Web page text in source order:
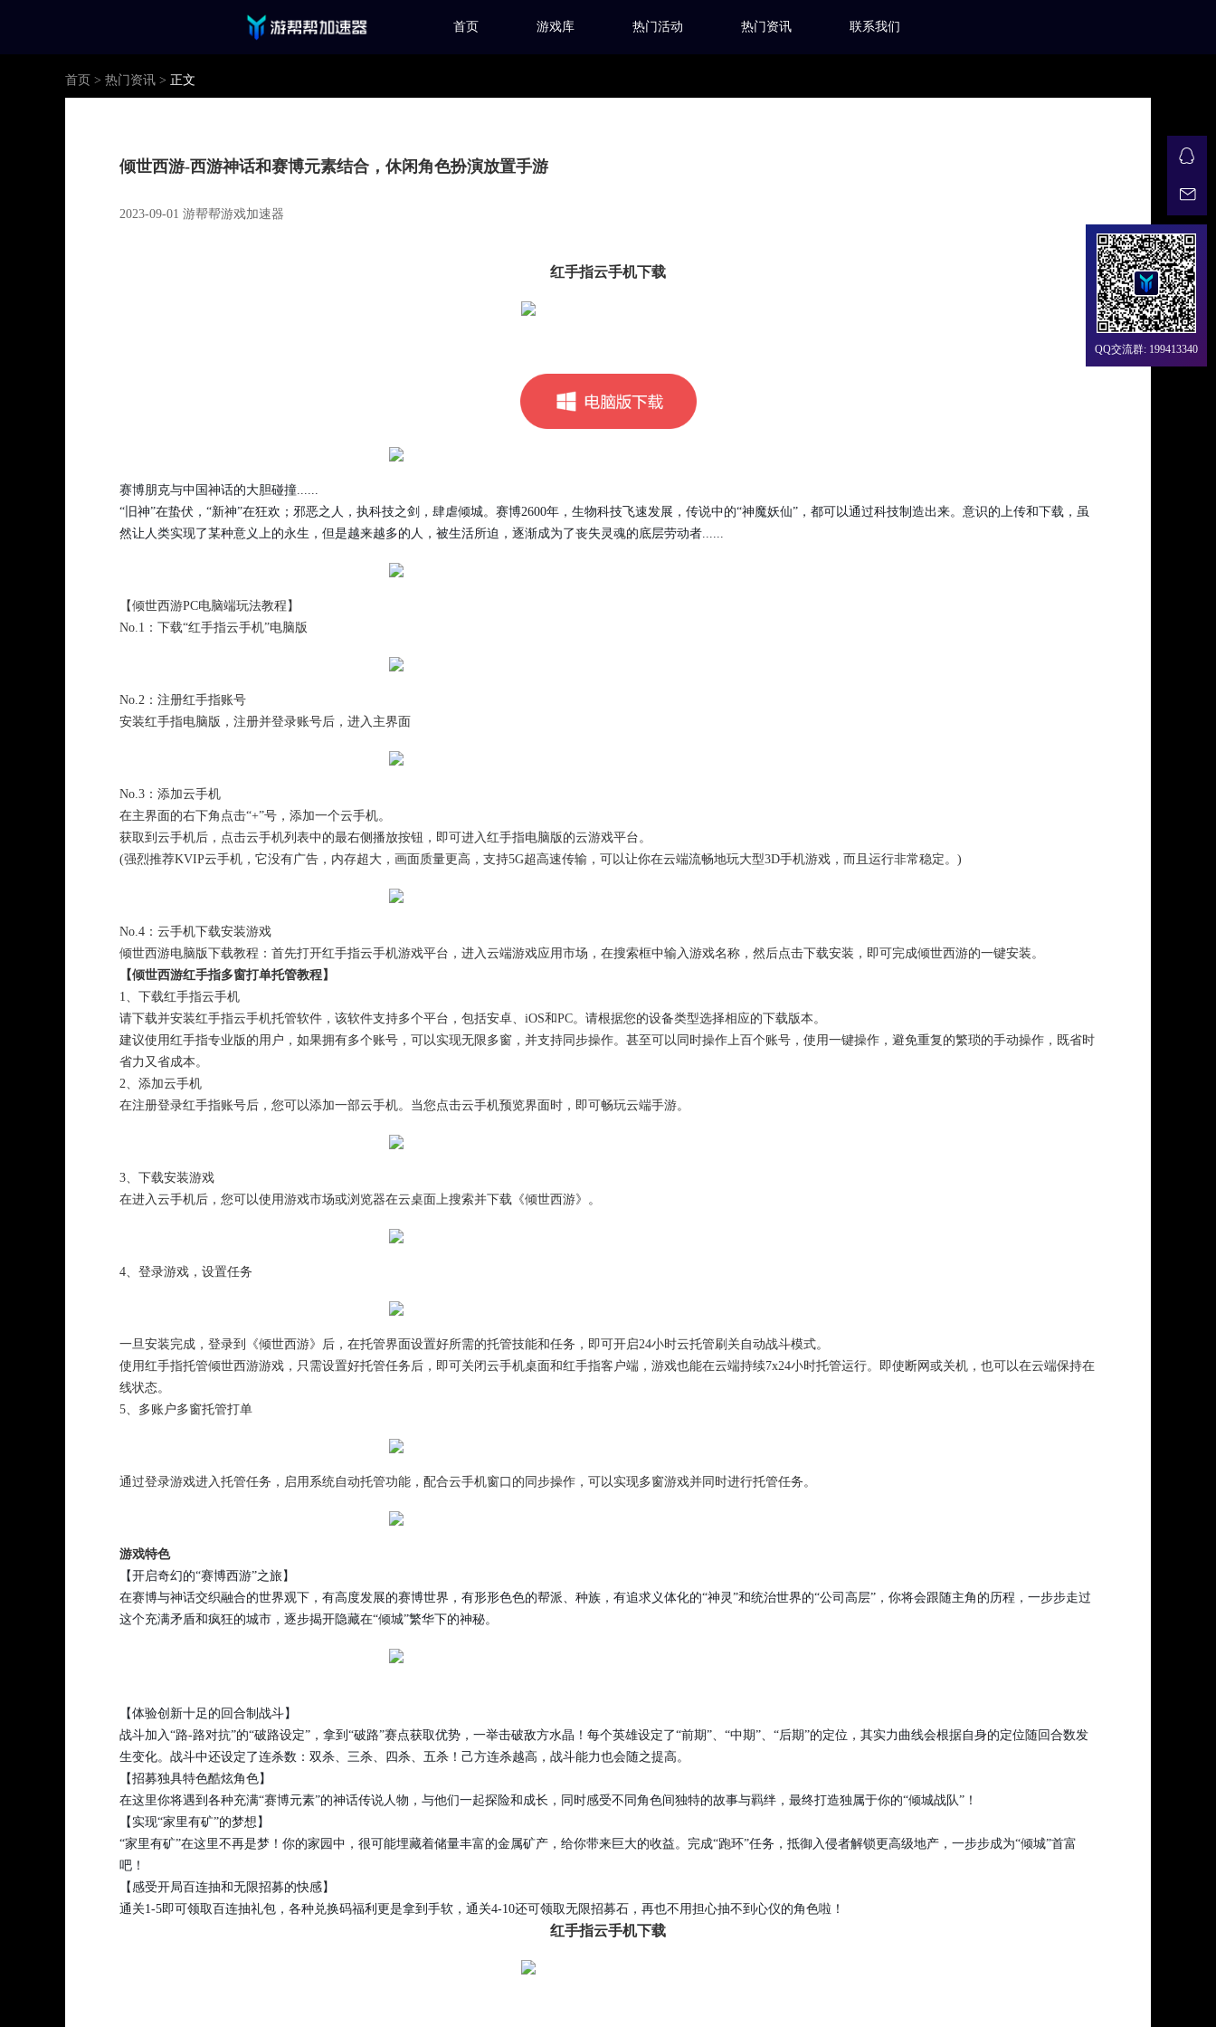
首页 游戏库 热门活动 热门资讯 联系我们
首页 > 热门资讯 > 正文
倾世西游-西游神话和赛博元素结合，休闲角色扮演放置手游
2023-09-01 游帮帮游戏加速器
红手指云手机下载
赛博朋克与中国神话的大胆碰撞......
“旧神”在蛰伏，“新神”在狂欢；邪恶之人，执科技之剑，肆虐倾城。赛博2600年，生物科技飞速发展，传说中的“神魔妖仙”，都可以通过科技制造出来。意识的上传和下载，虽
然让人类实现了某种意义上的永生，但是越来越多的人，被生活所迫，逐渐成为了丧失灵魂的底层劳动者......
【倾世西游PC电脑端玩法教程】
No.1：下载“红手指云手机”电脑版
No.2：注册红手指账号
安装红手指电脑版，注册并登录账号后，进入主界面
No.3：添加云手机
在主界面的右下角点击“+”号，添加一个云手机。
获取到云手机后，点击云手机列表中的最右侧播放按钮，即可进入红手指电脑版的云游戏平台。
(强烈推荐KVIP云手机，它没有广告，内存超大，画面质量更高，支持5G超高速传输，可以让你在云端流畅地玩大型3D手机游戏，而且运行非常稳定。)
No.4：云手机下载安装游戏
倾世西游电脑版下载教程：首先打开红手指云手机游戏平台，进入云端游戏应用市场，在搜索框中输入游戏名称，然后点击下载安装，即可完成倾世西游的一键安装。
【倾世西游红手指多窗打单托管教程】
1、下载红手指云手机
请下载并安装红手指云手机托管软件，该软件支持多个平台，包括安卓、iOS和PC。请根据您的设备类型选择相应的下载版本。
建议使用红手指专业版的用户，如果拥有多个账号，可以实现无限多窗，并支持同步操作。甚至可以同时操作上百个账号，使用一键操作，避免重复的繁琐的手动操作，既省时
省力又省成本。
2、添加云手机
在注册登录红手指账号后，您可以添加一部云手机。当您点击云手机预览界面时，即可畅玩云端手游。
3、下载安装游戏
在进入云手机后，您可以使用游戏市场或浏览器在云桌面上搜索并下载《倾世西游》。
4、登录游戏，设置任务
一旦安装完成，登录到《倾世西游》后，在托管界面设置好所需的托管技能和任务，即可开启24小时云托管刷关自动战斗模式。
使用红手指托管倾世西游游戏，只需设置好托管任务后，即可关闭云手机桌面和红手指客户端，游戏也能在云端持续7x24小时托管运行。即使断网或关机，也可以在云端保持在
线状态。
5、多账户多窗托管打单
通过登录游戏进入托管任务，启用系统自动托管功能，配合云手机窗口的同步操作，可以实现多窗游戏并同时进行托管任务。
游戏特色
【开启奇幻的“赛博西游”之旅】
在赛博与神话交织融合的世界观下，有高度发展的赛博世界，有形形色色的帮派、种族，有追求义体化的“神灵”和统治世界的“公司高层”，你将会跟随主角的历程，一步步走过
这个充满矛盾和疯狂的城市，逐步揭开隐藏在“倾城”繁华下的神秘。
【体验创新十足的回合制战斗】
战斗加入“路-路对抗”的“破路设定”，拿到“破路”赛点获取优势，一举击破敌方水晶！每个英雄设定了“前期”、“中期”、“后期”的定位，其实力曲线会根据自身的定位随回合数发
生变化。战斗中还设定了连杀数：双杀、三杀、四杀、五杀！己方连杀越高，战斗能力也会随之提高。
【招募独具特色酷炫角色】
在这里你将遇到各种充满“赛博元素”的神话传说人物，与他们一起探险和成长，同时感受不同角色间独特的故事与羁绊，最终打造独属于你的“倾城战队”！
【实现“家里有矿”的梦想】
“家里有矿”在这里不再是梦！你的家园中，很可能埋藏着储量丰富的金属矿产，给你带来巨大的收益。完成“跑环”任务，抵御入侵者解锁更高级地产，一步步成为“倾城”首富
吧！
【感受开局百连抽和无限招募的快感】
通关1-5即可领取百连抽礼包，各种兑换码福利更是拿到手软，通关4-10还可领取无限招募石，再也不用担心抽不到心仪的角色啦！
红手指云手机下载
QQ交流群: 199413340